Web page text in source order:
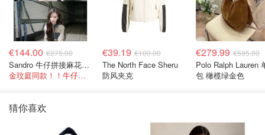
€144.00 €275.00
Sandro 牛仔拼接麻花针织夹克
金玟庭同款！！牛仔拼接超有层次感
€39.19 €100.00
The North Face Sheru
防风夹克
€279.99 €595.00
Polo Ralph Lauren
包 橄榄绿金色
猜你喜欢